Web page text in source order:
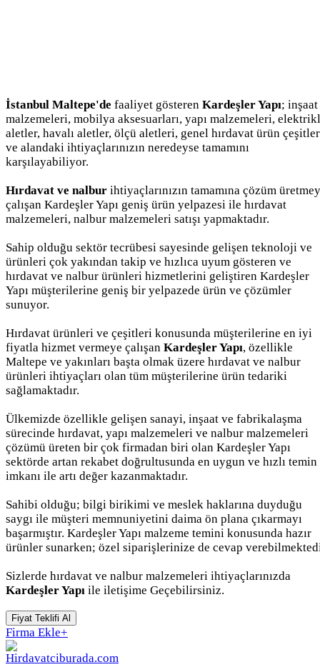
İstanbul Maltepe'de faaliyet gösteren Kardeşler Yapı; inşaat
malzemeleri, mobilya aksesuarları, yapı malzemeleri,
aletler, havalı aletler, ölçü aletleri, genel hırdavat ürün
ve alandaki ihtiyaçlarınızın neredeyse tamamını
karşılayabiliyor.
Hırdavat ve nalbur ihtiyaçlarınızın tamamına çözüm
çalışan Kardeşler Yapı geniş ürün yelpazesi ile hırdavat
malzemeleri, nalbur malzemeleri satışı yapmaktadır.
Sahip olduğu sektör tecrübesi sayesinde gelişen teknoloji ve
ürünleri çok yakından takip ve hızlıca uyum gösteren ve
hırdavat ve nalbur ürünleri hizmetlerini geliştiren Kardeşler
Yapı müşterilerine geniş bir yelpazede ürün ve çözümler
sunuyor.
Hırdavat ürünleri ve çeşitleri konusunda müşterilerine en iyi
fiyatla hizmet vermeye çalışan Kardeşler Yapı, özellikle
Maltepe ve yakınları başta olmak üzere hırdavat ve nalbur
ürünleri ihtiyaçları olan tüm müşterilerine ürün tedariki
sağlamaktadır.
Ülkemizde özellikle gelişen sanayi, inşaat ve fabrikalaşma
sürecinde hırdavat, yapı malzemeleri ve nalbur malzemeleri
çözümü üreten bir çok firmadan biri olan Kardeşler Yapı
sektörde artan rekabet doğrultusunda en uygun ve hızlı temin
imkanı ile artı değer kazanmaktadır.
Sahibi olduğu; bilgi birikimi ve meslek haklarına duyduğu
saygı ile müşteri memnuniyetini daima ön plana çıkarmayı
başarmıştır. Kardeşler Yapı malzeme temini konusunda hazır
ürünler sunarken; özel siparişlerinize de cevap
Sizlerde hırdavat ve nalbur malzemeleri ihtiyaçlarınızda
Kardeşler Yapı ile iletişime Geçebilirsiniz.
Fiyat Teklifi Al
Firma Ekle+